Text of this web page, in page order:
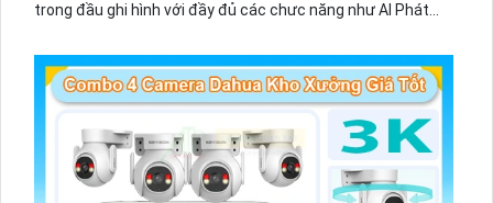
trong đầu ghi hình với đầy đủ các chưc năng như AI Phát
có màu vào ban đêm